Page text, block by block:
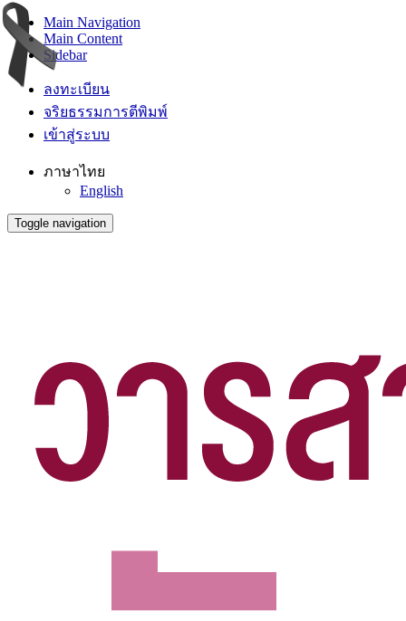
Main Navigation
Main Content
Sidebar
ลงทะเบียน
จริยธรรมการตีพิมพ์
เข้าสู่ระบบ
ภาษาไทย
English
Toggle navigation